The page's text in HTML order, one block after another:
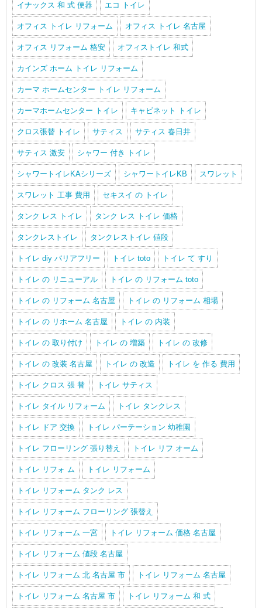
イナックス 和 式 便器 エコ トイレ
オフィス トイレ リフォーム オフィス トイレ 名古屋
オフィス リフォーム 格安 オフィストイレ 和式
カインズ ホーム トイレ リフォーム
カーマ ホームセンター トイレ リフォーム
カーマホームセンター トイレ キャビネット トイレ
クロス張替 トイレ サティス サティス 春日井
サティス 激安 シャワー 付き トイレ
シャワートイレKAシリーズ シャワートイレKB スワレット
スワレット 工事 費用 セキスイ の トイレ
タンク レス トイレ タンク レス トイレ 価格
タンクレストイレ タンクレストイレ 値段
トイレ diy バリアフリー トイレ toto トイレ て すり
トイレ の リニューアル トイレ の リフォーム toto
トイレ の リフォーム 名古屋 トイレ の リフォーム 相場
トイレ の リホーム 名古屋 トイレ の 内装
トイレ の 取り付け トイレ の 増築 トイレ の 改修
トイレ の 改装 名古屋 トイレ の 改造 トイレ を 作る 費用
トイレ クロス 張 替 トイレ サティス
トイレ タイル リフォーム トイレ タンクレス
トイレ ドア 交換 トイレ パーテーション 幼稚園
トイレ フローリング 張り替え トイレ リフ オーム
トイレ リフォ ム トイレ リフォーム
トイレ リフォーム タンク レス
トイレ リフォーム フローリング 張替え
トイレ リフォーム 一宮 トイレ リフォーム 価格 名古屋
トイレ リフォーム 値段 名古屋
トイレ リフォーム 北 名古屋 市 トイレ リフォーム 名古屋
トイレ リフォーム 名古屋 市 トイレ リフォーム 和 式